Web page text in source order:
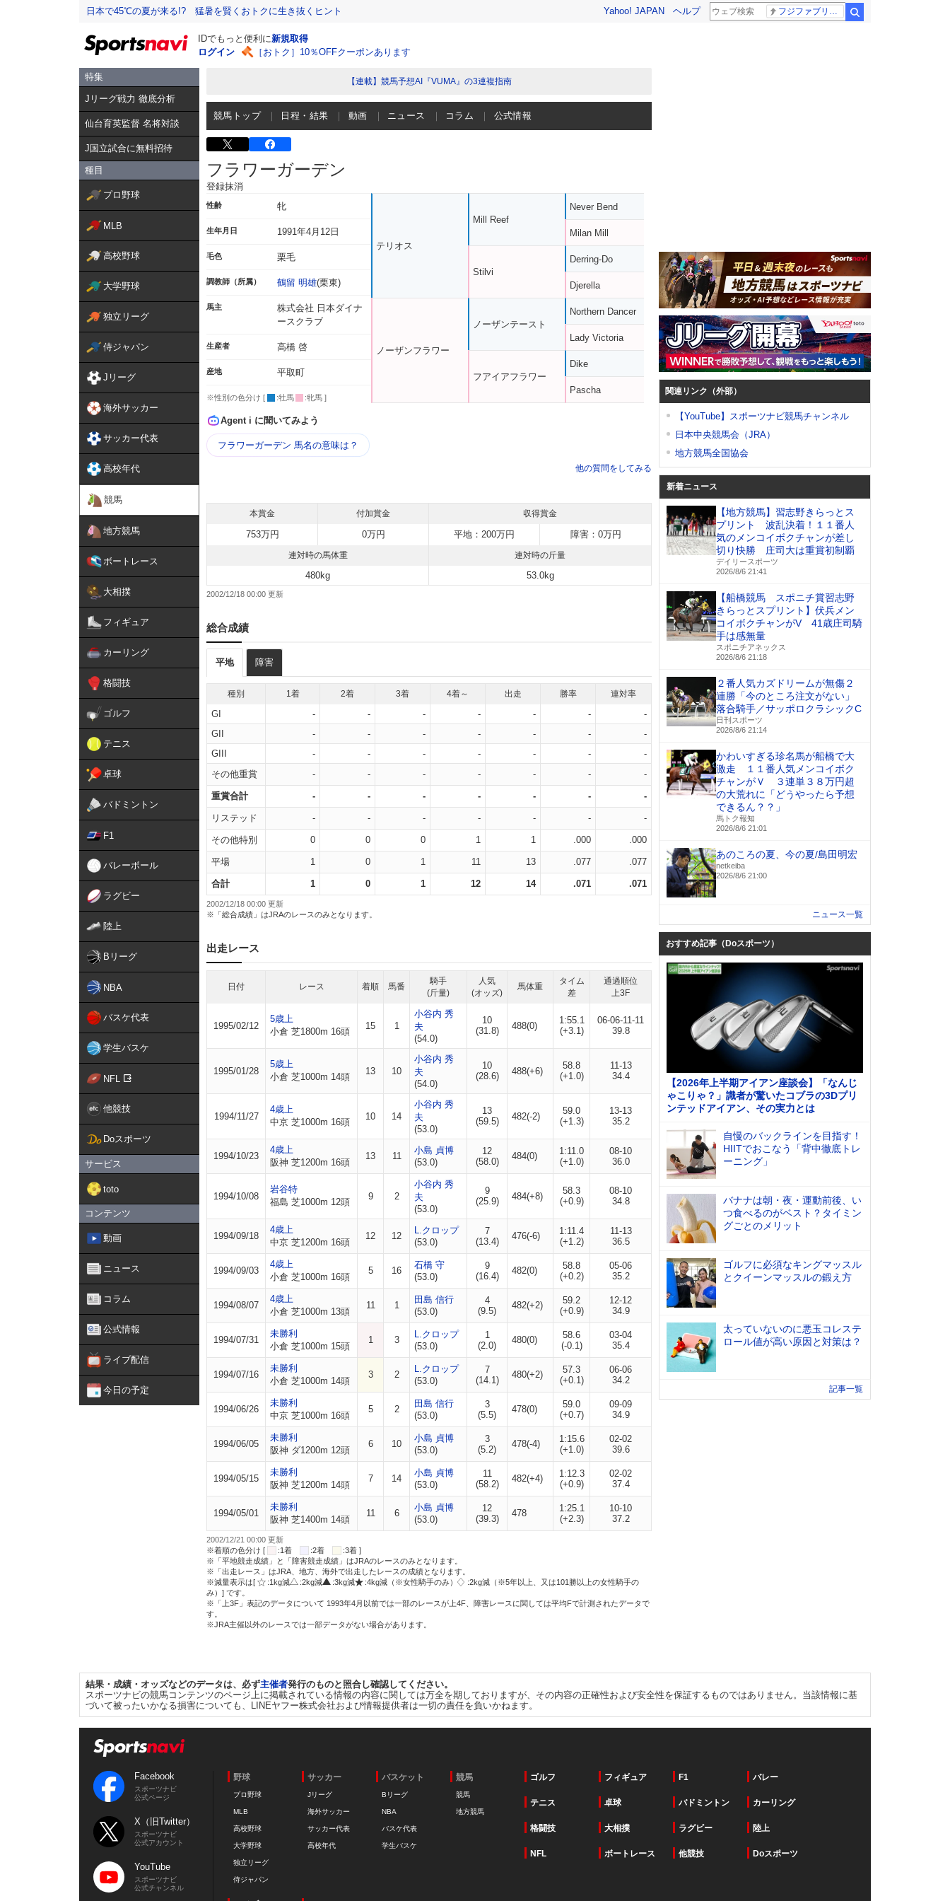
日本で45℃の夏が来る!? 猛暑を賢くおトクに生き抜くヒント Yahoo! JAPAN ヘルプ
IDでもっと便利に新規取得
ログイン
［おトク］10％OFFクーポンあります
特集
Jリーグ戦力 徹底分析
仙台育英監督 名将対談
J国立試合に無料招待
種目
プロ野球
MLB
高校野球
大学野球
独立リーグ
侍ジャパン
Jリーグ
海外サッカー
サッカー代表
高校年代
競馬
地方競馬
ボートレース
大相撲
フィギュア
カーリング
格闘技
ゴルフ
テニス
卓球
バドミントン
F1
バレーボール
ラグビー
陸上
Bリーグ
NBA
バスケ代表
学生バスケ
NFL
他競技
Doスポーツ
サービス
toto
コンテンツ
動画
ニュース
コラム
公式情報
ライブ配信
今日の予定
【連載】競馬予想AI『VUMA』の3連複指南
競馬トップ 日程・結果 動画 ニュース コラム 公式情報
フラワーガーデン
登録抹消
性齢 牝
生年月日 1991年4月12日
毛色 栗毛
調教師（所属） 鶴留 明雄(栗東)
馬主
株式会社 日本ダイナ
ースクラブ
生産者 高橋 啓
産地 平取町
※性別の色分け [ :牡馬 :牝馬 ]
テリオス
ノーザンフラワー
Mill Reef
Stilvi
ノーザンテースト
フアイアフラワー
Never Bend
Milan Mill
Derring-Do
Djerella
Northern Dancer
Lady Victoria
Dike
Pascha
Agent i に聞いてみよう
フラワーガーデン 馬名の意味は？
他の質問をしてみる
本賞金 付加賞金 収得賞金
753万円 0万円 平地：200万円 障害：0万円
連対時の馬体重 連対時の斤量
480kg 53.0kg
2002/12/18 00:00
総合成績
平地 障害
種別 1着 2着 3着 4着～ 出走 勝率 連対率
GI - - - - - -
-
GII
- - - - - -
-
GIII
- - - - - -
-
その他重賞
- - - - - - -
重賞合計 - - - - - - -
リステッド - - - - - - -
その他特別 0 0 0 1 1 .000 .000
平場 1 0 1 11 13 .077 .077
合計 1 0 1 12 14 .071 .071
2002/12/18 00:00 更新
※「総合成績」はJRAのレースのみとなります。
出走レース
日付 レース 着順 馬番
騎手
(斤量)
人気
(オッズ)
馬体重
タイム
差
通過順位
上3F
1995/02/12
5歳上
小倉 芝1800m 16頭
15 1
小谷内 秀
夫
(54.0)
10
(31.8)
488(0)
1:55.1
(+3.1)
06-06-11-11
39.8
1995/01/28
5歳上
小倉 芝1000m 14頭
13 10
小谷内 秀
夫
(54.0)
10
(28.6)
488(+6)
58.8
(+1.0)
11-13
34.4
1994/11/27
4歳上
中京 芝1000m 16頭
10 14
小谷内 秀
夫
(53.0)
13
(59.5)
482(-2)
59.0
(+1.3)
13-13
35.2
1994/10/23
4歳上
阪神 芝1200m 16頭
13 11
小島 貞博
(53.0)
12
(58.0)
484(0)
1:11.0
(+1.0)
08-10
36.0
1994/10/08
岩谷特
福島 芝1000m 12頭
9 2
小谷内 秀
夫
(53.0)
9
(25.9)
484(+8)
58.3
(+0.9)
08-10
34.8
1994/09/18
4歳上
中京 芝1200m 16頭
12 12
L.クロップ
(53.0)
7
(13.4)
476(-6)
1:11.4
(+1.2)
11-13
36.5
1994/09/03
4歳上
小倉 芝1000m 16頭
5 16
石橋 守
(53.0)
9
(16.4)
482(0)
58.8
(+0.2)
05-06
35.2
1994/08/07
4歳上
小倉 芝1000m 13頭
11 1
田島 信行
(53.0)
4
(9.5)
482(+2)
59.2
(+0.9)
12-12
34.9
1994/07/31
未勝利
小倉 芝1000m 15頭
1 3
L.クロップ
(53.0)
1
(2.0)
480(0)
58.6
(-0.1)
03-04
35.4
1994/07/16
未勝利
小倉 芝1000m 14頭
3 2
L.クロップ
(53.0)
7
(14.1)
480(+2)
57.3
(+0.1)
06-06
34.2
1994/06/26
未勝利
中京 芝1000m 16頭
5 2
田島 信行
(53.0)
3
(5.5)
478(0)
59.0
(+0.7)
09-09
34.9
1994/06/05
未勝利
阪神 ダ1200m 12頭
6 10
小島 貞博
(53.0)
3
(5.2)
478(-4)
1:15.6
(+1.0)
02-02
39.6
1994/05/15
未勝利
阪神 芝1200m 14頭
7 14
小島 貞博
(53.0)
11
(58.2)
482(+4)
1:12.3
(+0.9)
02-02
37.4
1994/05/01
未勝利
阪神 芝1400m 14頭
11 6
小島 貞博
(53.0)
12
(39.3)
478
1:25.1
(+2.3)
10-10
37.2
2002/12/21 00:00 更新
※着順の色分け [
:1着 :2着
:3着 ]
※「平地競走成績」と「障害競走成績」はJRAのレースのみとなります。
※「出走レース」はJRA、地方、海外で出走したレースの成績となります。
※減量表示は[
:1kg減 :2kg減 :3kg減 :4kg減（※女性騎手のみ）
:2kg減（※5年以上、又は101勝以上の女性騎手の
み）] です。
※「上3F」表記のデータについて 1993年4月以前では一部のレースが上4F、障害レースに関しては平均Fで計測されたデータで
す。
※JRA主催以外のレースでは一部データがない場合があります。
関連リンク（外部）
【YouTube】スポーツナビ競馬チャンネル
日本中央競馬会（JRA）
地方競馬全国協会
新着ニュース
【地方競馬】習志野きらっとス
プリント 波乱決着！１１番人
気のメンコイボクチャンが差し
切り快勝 庄司大は重賞初制覇
デイリースポーツ
2026/8/6 21:41
【船橋競馬 スポニチ賞習志野
きらっとスプリント】伏兵メン
コイボクチャンがV 41歳庄司騎
手は感無量
スポニチアネックス
2026/8/6 21:18
２番人気カズドリームが無傷２
連勝「今のところ注文がない」
落合騎手／サッポロクラシックC
日刊スポーツ
2026/8/6 21:14
かわいすぎる珍名馬が船橋で大
激走 １１番人気メンコイボク
チャンがＶ ３連単３８万円超
の大荒れに「どうやったら予想
できるん？？」
馬トク報知
2026/8/6 21:01
あのころの夏、今の夏/島田明宏
netkeiba
2026/8/6 21:00
ニュース一覧
おすすめ記事（Doスポーツ）
【2026年上半期アイアン座談会】「なんじ
ゃこりゃ？」識者が驚いたコブラの3Dプリ
ンテッドアイアン、その実力とは
自慢のバックラインを目指す！
HIITでおこなう「背中徹底トレ
ーニング」
バナナは朝・夜・運動前後、い
つ食べるのがベスト？タイミン
グごとのメリット
ゴルフに必須なキングマッスル
とクイーンマッスルの鍛え方
太っていないのに悪玉コレステ
ロール値が高い原因と対策は？
記事一覧
結果・成績・オッズなどのデータは、必ず主催者発行のものと照合し確認してください。
スポーツナビの競馬コンテンツのページ上に掲載されている情報の内容に関しては万全を期しておりますが、その内容の正確性および安全性を保証するものではありません。当該情報に基
づいて被ったいかなる損害についても、LINEヤフー株式会社および情報提供者は一切の責任を負いかねます。
Facebook
スポーツナビ
公式ページ
X（旧Twitter）
スポーツナビ
公式アカウント
YouTube
スポーツナビ
公式チャンネル
野球
プロ野球
MLB
高校野球
大学野球
独立リーグ
侍ジャパン
サッカー
Jリーグ
海外サッカー
サッカー代表
高校年代
バスケット
Bリーグ
NBA
バスケ代表
学生バスケ
競馬
競馬
地方競馬
ゴルフ フィギュア F1 バレー
テニス 卓球 バドミントン カーリング
格闘技 大相撲 ラグビー 陸上
NFL ボートレース 他競技 Doスポーツ